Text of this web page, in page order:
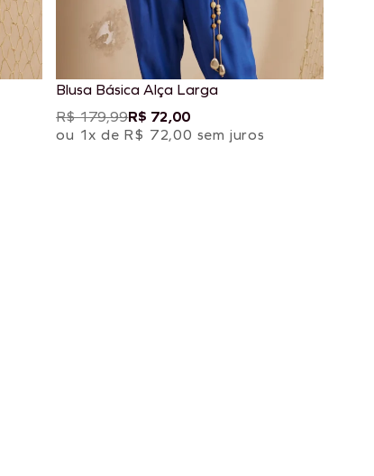
Blusa Básica Alça Larga
R$ 179,99R$ 72,00
ou 1x de R$ 72,00 sem juros